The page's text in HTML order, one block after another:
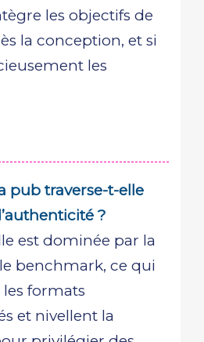
les objectifs de
la conception, et si
les
pub traverse-t-elle
?
est dominée par la
benchmark, ce qui
formats
et nivellent la